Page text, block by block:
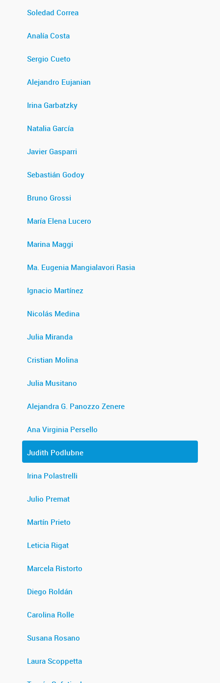
Soledad Correa
Analía Costa
Sergio Cueto
Alejandro Eujanian
Irina Garbatzky
Natalia García
Javier Gasparri
Sebastián Godoy
Bruno Grossi
María Elena Lucero
Marina Maggi
Ma. Eugenia Mangialavori Rasia
Ignacio Martínez
Nicolás Medina
Julia Miranda
Cristian Molina
Julia Musitano
Alejandra G. Panozzo Zenere
Ana Virginia Persello
Judith Podlubne
Irina Polastrelli
Julio Premat
Martín Prieto
Leticia Rigat
Marcela Ristorto
Diego Roldán
Carolina Rolle
Susana Rosano
Laura Scoppetta